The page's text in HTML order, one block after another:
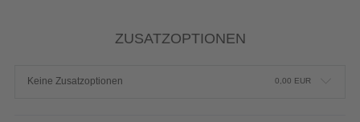
ZUSATZOPTIONEN
Keine Zusatzoptionen 0,00 EUR